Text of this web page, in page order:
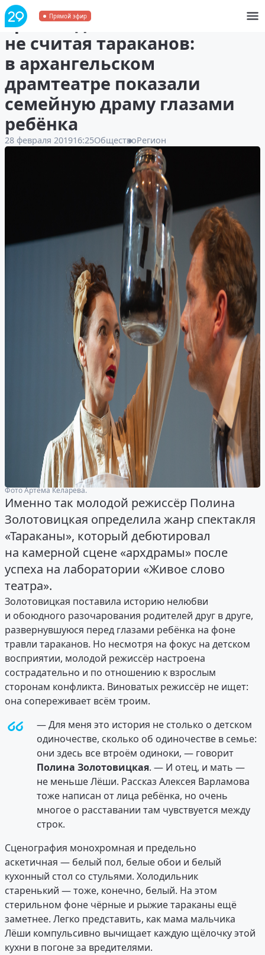
Прямой эфир
Трое в одиночестве,
не считая тараканов:
в архангельском
драмтеатре показали
семейную драму глазами
ребёнка
28 февраля 201916:25ОбществоРегион
Фото Артёма Келарева.
Именно так молодой режиссёр Полина
Золотовицкая определила жанр спектакля
«Тараканы», который дебютировал
на камерной сцене «архдрамы» после
успеха на лаборатории «Живое слово
театра».
Золотовицкая поставила историю нелюбви
и обоюдного разочарования родителей друг в друге,
развернувшуюся перед глазами ребёнка на фоне
травли тараканов. Но несмотря на фокус на детском
восприятии, молодой режиссёр настроена
сострадательно и по отношению к взрослым
сторонам конфликта. Виноватых режиссёр не ищет:
она сопереживает всём троим.
— Для меня это история не столько о детском
одиночестве, сколько об одиночестве в семье:
они здесь все втроём одиноки, — говорит
Полина Золотовицкая. — И отец, и мать —
не меньше Лёши. Рассказ Алексея Варламова
тоже написан от лица ребёнка, но очень
многое о расставании там чувствуется между
строк.
Сценография монохромная и предельно
аскетичная — белый пол, белые обои и белый
кухонный стол со стульями. Холодильник
старенький — тоже, конечно, белый. На этом
стерильном фоне чёрные и рыжие тараканы ещё
заметнее. Легко представить, как мама мальчика
Лёши компульсивно вычищает каждую щёлочку этой
кухни в погоне за вредителями.